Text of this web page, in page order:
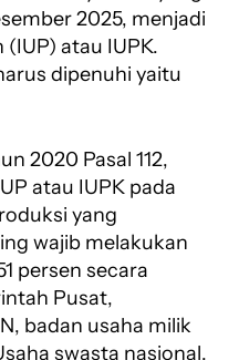
2025, menjadi
atau IUPK.
dipenuhi yaitu
2020 Pasal 112,
atau IUPK pada
yang
wajib melakukan
persen secara
Pusat,
badan usaha milik
swasta nasional.